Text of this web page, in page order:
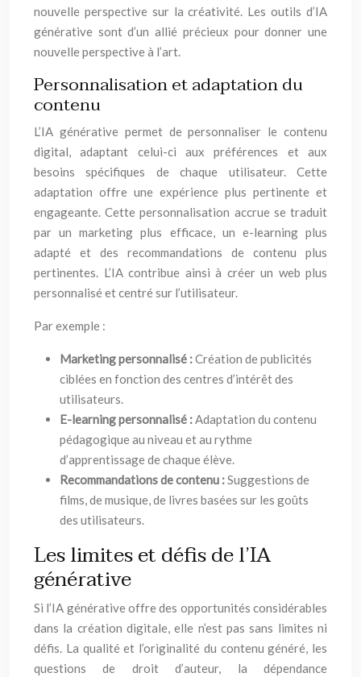
nouvelle perspective sur la créativité. Les outils d’IA
générative sont d’un allié précieux pour donner une
nouvelle perspective à l’art.
Personnalisation et adaptation du
contenu
L’IA générative permet de personnaliser le contenu
digital, adaptant celui-ci aux préférences et aux
besoins spécifiques de chaque utilisateur. Cette
adaptation offre une expérience plus pertinente et
engageante. Cette personnalisation accrue se traduit
par un marketing plus efficace, un e-learning plus
adapté et des recommandations de contenu plus
pertinentes. L’IA contribue ainsi à créer un web plus
personnalisé et centré sur l’utilisateur.
Par exemple :
Marketing personnalisé :Création de publicités
ciblées en fonction des centres d’intérêt des
utilisateurs.
E-learning personnalisé :Adaptation du contenu
pédagogique au niveau et au rythme
d’apprentissage de chaque élève.
Recommandations de contenu :Suggestions de
films, de musique, de livres basées sur les goûts
des utilisateurs.
Les limites et défis de l’IA
générative
Si l’IA générative offre des opportunités considérables
dans la création digitale, elle n’est pas sans limites ni
défis. La qualité et l’originalité du contenu généré, les
questions de droit d’auteur, la dépendance